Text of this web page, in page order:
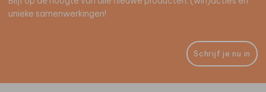
unieke samenwerkingen!
Schrijf je nu in